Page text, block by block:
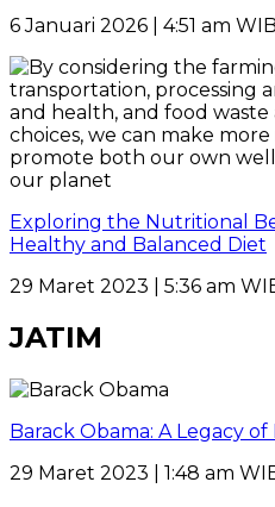
6 Januari 2026 | 4:51 am WIB
Exploring the Nutritional
Healthy and Balanced Diet
29 Maret 2023 | 5:36 am
JATIM
Barack Obama: A Legacy
29 Maret 2023 | 1:48 am